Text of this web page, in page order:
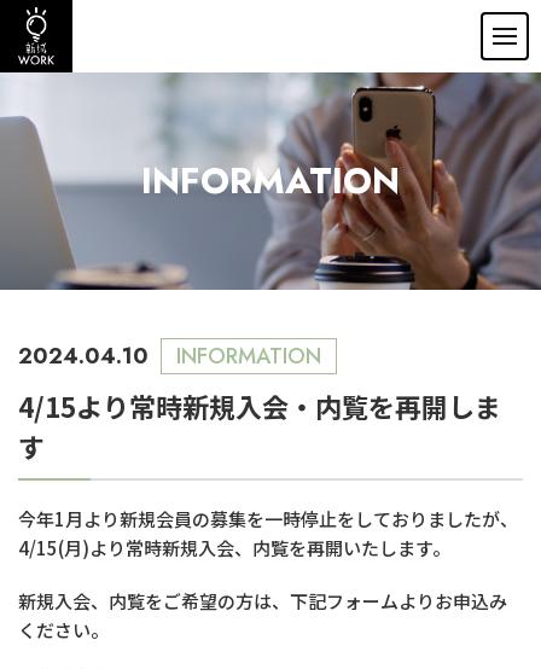
INFORMATION
2024.04.10 INFORMATION
4/15より常時新規入会・内覧を再開しま
す
今年1月より新規会員の募集を一時停止をしておりましたが、
4/15(月)より常時新規入会、内覧を再開いたします。
新規入会、内覧をご希望の方は、下記フォームよりお申込み
ください。